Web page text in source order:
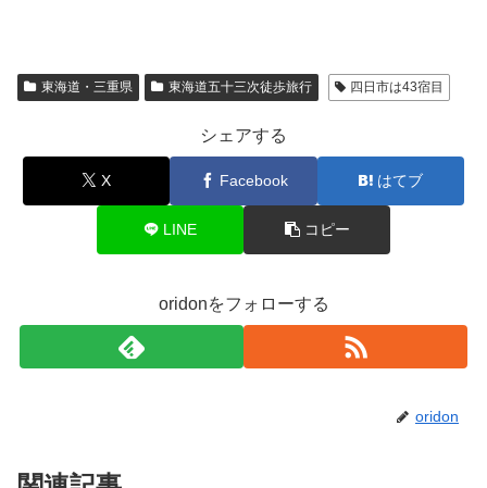
東海道・三重県 東海道五十三次徒歩旅行 四日市は43宿目
シェアする
X Facebook はてブ
LINE コピー
oridonをフォローする
oridon